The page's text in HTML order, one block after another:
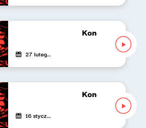
Koncert w Holu
27 lutego 2026
Koncert w Holu
16 stycznia 2026